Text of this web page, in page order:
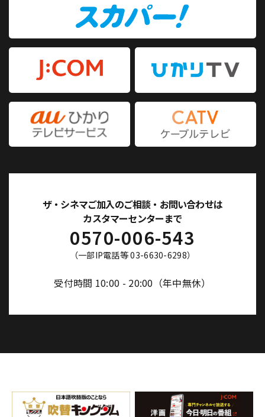
ザ・シネマご加入のご相談・お問い合わせは
カスタマーセンターまで
0570-006-543
（一部IP電話等 03-6630-6298）
受付時間 10:00 - 20:00（年中無休）